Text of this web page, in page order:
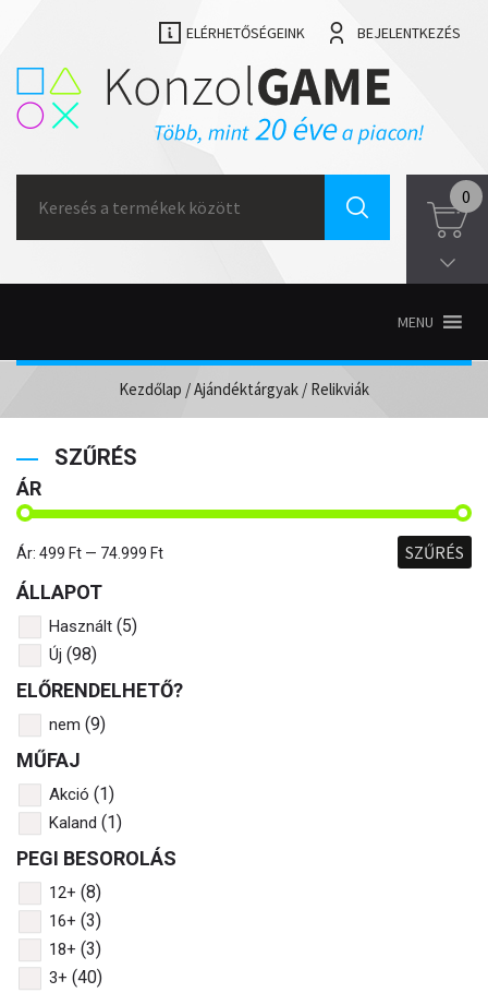
ELÉRHETŐSÉGEINK BEJELENTKEZÉS
for:
0
MENU
Kezdőlap /Ajándéktárgyak / Relikviák
SZŰRÉS
ÁR
SZŰRÉS
Ár: 499 Ft — 74.999 Ft
ÁLLAPOT
Használt (5)
Új (98)
ELŐRENDELHETŐ?
nem (9)
MŰFAJ
Akció (1)
Kaland (1)
PEGI BESOROLÁS
12+ (8)
16+ (3)
18+ (3)
3+ (40)